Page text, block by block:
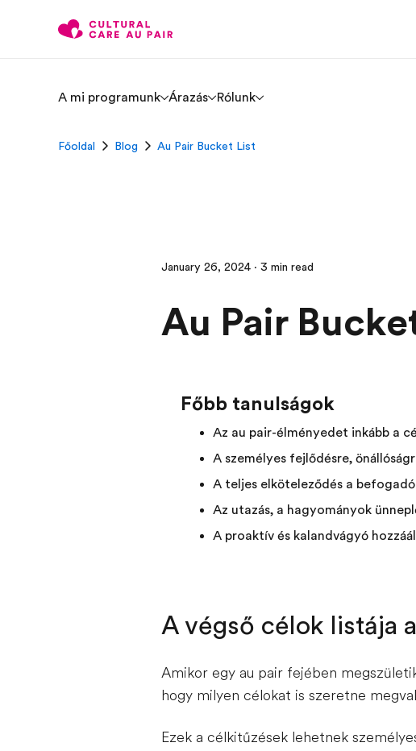
A mi programunk Árazás Rólunk
Főoldal Blog Au Pair Bucket List
January 26, 2024 · 3 min read
Au Pair
Főbb tanulságok
Az au pair-élményedet inkább a
A személyes fejlődésre,
A teljes elköteleződés a
Az utazás, a hagyományok
A proaktív és kalandvágyó
A végső célok listája
Amikor egy au pair fejében
hogy milyen célokat is szeretne
Ezek a célkitűzések lehetnek